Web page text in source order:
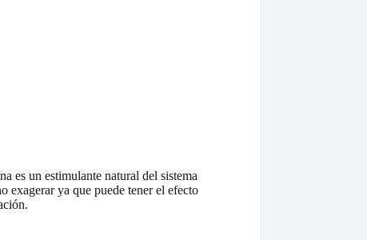
es un estimulante natural del sistema
exagerar ya que puede tener el efecto